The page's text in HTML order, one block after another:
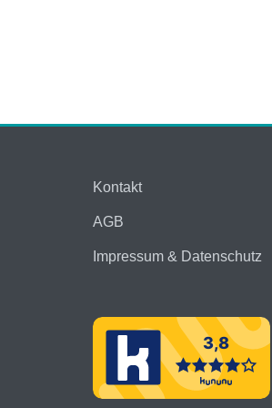
Kontakt
AGB
Impressum & Datenschutz